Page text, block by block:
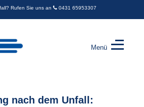
Rufen Sie uns an 0431 65953307
Menü
nach dem Unfall: